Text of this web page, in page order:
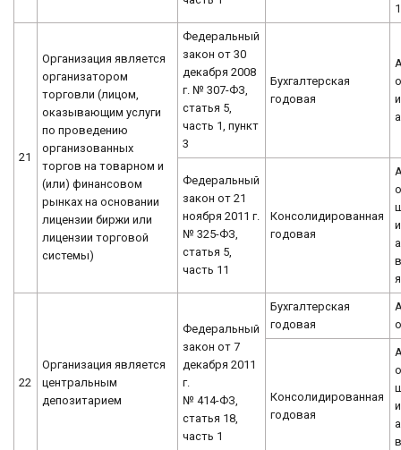
21
Организация является
организатором
торговли (лицом,
оказывающим услуги
по проведению
организованных
торгов на товарном и
(или) финансовом
рынках на основании
лицензии биржи или
лицензии торговой
системы)
Федеральный
закон от 30
декабря 2008
г. № 307-ФЗ,
статья 5,
часть 1, пункт
3
Бухгалтерская
годовая
Федеральный
закон от 21
ноября 2011 г.
№ 325-ФЗ,
статья 5,
часть 11
Консолидированная
годовая
22
Организация является
центральным
депозитарием
Федеральный
закон от 7
декабря 2011
г.
№ 414-ФЗ,
статья 18,
часть 1
Бухгалтерская
годовая
Консолидированная
годовая